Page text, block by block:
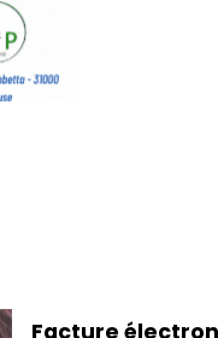
Facture